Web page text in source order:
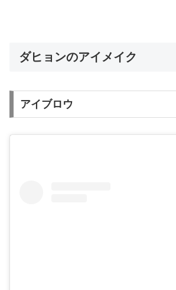
ダヒョンのアイメイク
アイブロウ